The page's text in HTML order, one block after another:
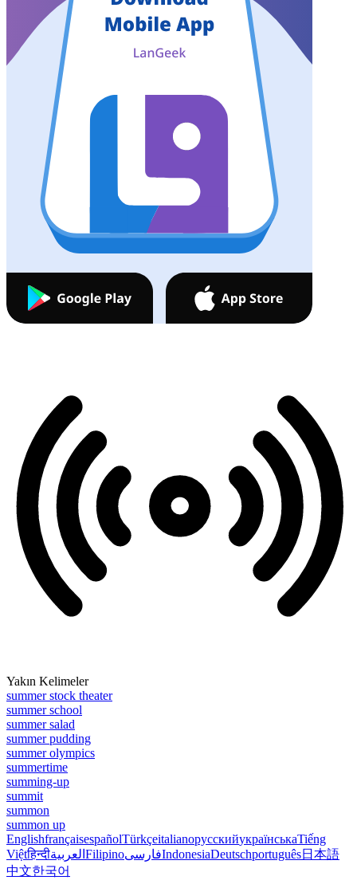
Yakın Kelimeler
summer stock theater
summer school
summer salad
summer pudding
summer olympics
summertime
summing-up
summit
summon
summon up
EnglishfrançaisespañolTürkçeitalianoрусскийукраїнськаTiếng
Việtहिन्दीالعربية FilipinoفارسیIndonesiaDeutschportuguês日本語
中文한국어